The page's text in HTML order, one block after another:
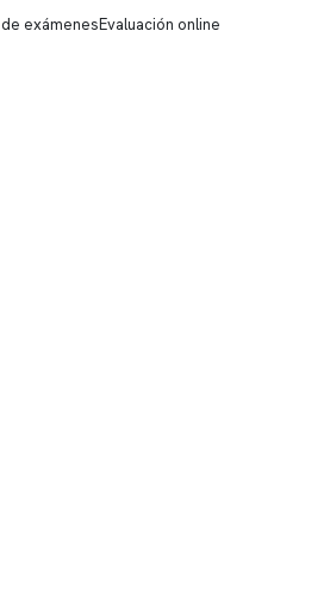
exámenesEvaluación online